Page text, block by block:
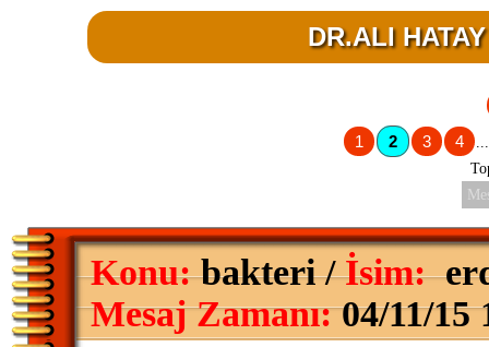
DR.ALI
1 2 3 4
...
Konu:bakteri /İsim:
Mesaj Zamanı:04/11/15